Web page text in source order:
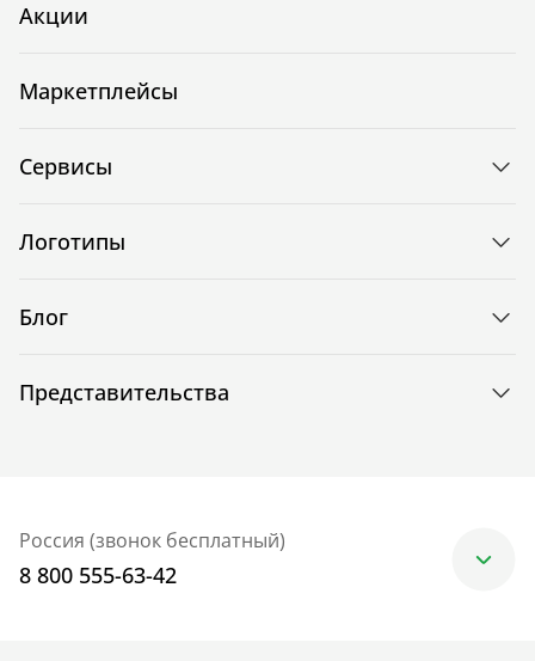
Акции
Маркетплейсы
Сервисы
Логотипы
Блог
Представительства
Россия (звонок бесплатный)
8 800 555-63-42